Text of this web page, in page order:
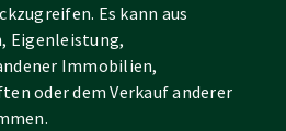
Es kann aus
Eigenleistung,
Immobilien,
oder dem Verkauf anderer